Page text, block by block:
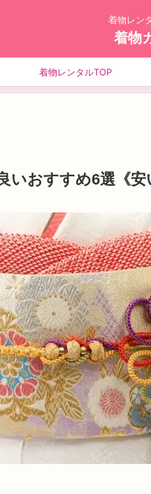
着物レン
着物
着物レンタルTOP
いおすすめ6選《安